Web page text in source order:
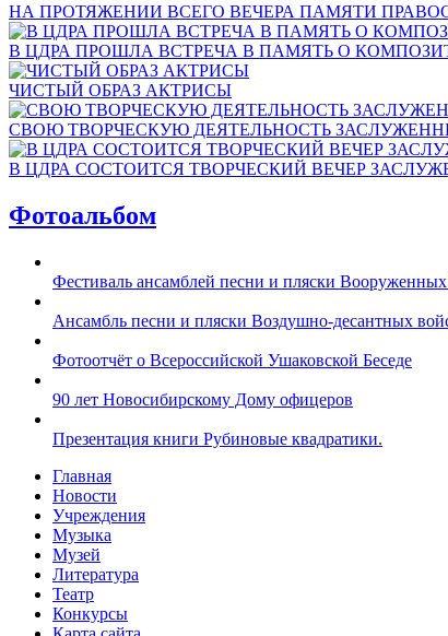
НА ПРОТЯЖЕНИИ ВСЕГО ВЕЧЕРА ПАМЯТИ
В ЦДРА ПРОШЛА ВСТРЕЧА В ПАМЯТЬ О
ЧИСТЫЙ ОБРАЗ АКТРИСЫ
СВОЮ ТВОРЧЕСКУЮ ДЕЯТЕЛЬНОСТЬ
В ЦДРА СОСТОИТСЯ ТВОРЧЕСКИЙ ВЕЧЕР
Фотоальбом
Фестиваль ансамблей песни и пляски
Ансамбль песни и пляски Воздушно-десантных
Фотоотчёт о Всероссийской Ушаковской Беседе
90 лет Новосибирскому Дому офицеров
Презентация книги Рубиновые квадратики.
Главная
Новости
Учреждения
Музыка
Музей
Литература
Театр
Конкурсы